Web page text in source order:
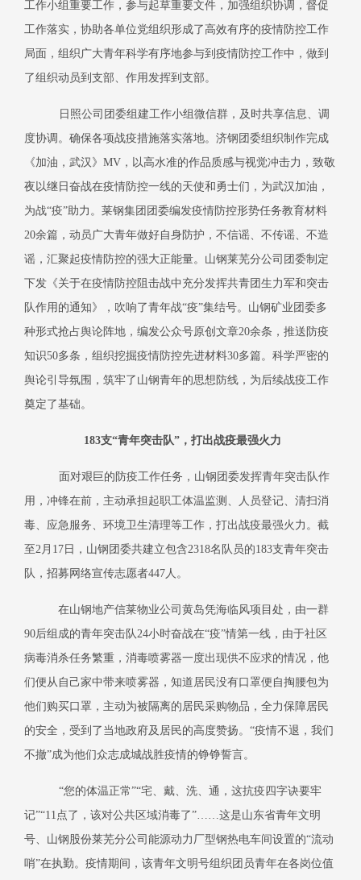
工作小组重要工作，参与起草重要文件，加强组织协调，督促
工作落实，协助各单位党组织形成了高效有序的疫情防控工作
局面，组织广大青年科学有序地参与到疫情防控工作中，做到
了组织动员到支部、作用发挥到支部。
日照公司团委组建工作小组微信群，及时共享信息、调
度协调。确保各项战疫措施落实落地。济钢团委组织制作完成
《加油，武汉》 MV ，以高水准的作品质感与视觉冲击力，致敬
夜以继日奋战在疫情防控一线的天使和勇士们，为武汉加油，
为战“疫”助力。莱钢集团团委编发疫情防控形势任务教育材料
20余篇，动员广大青年做好自身防护，不信谣、不传谣、不造
谣，汇聚起疫情防控的强大正能量。山钢莱芜分公司团委制定
下发《关于在疫情防控阻击战中充分发挥共青团生力军和突击
队作用的通知》，吹响了青年战“疫”集结号。山钢矿业团委多
种形式抢占舆论阵地，编发公众号原创文章20余条，推送防疫
知识50多条，组织挖掘疫情防控先进材料30多篇。科学严密的
舆论引导氛围，筑牢了山钢青年的思想防线，为后续战疫工作
奠定了基础。
183支“青年突击队”，打出战疫最强火力
面对艰巨的防疫工作任务，山钢团委发挥青年突击队作
用，冲锋在前，主动承担起职工体温监测、人员登记、清扫消
毒、应急服务、环境卫生清理等工作，打出战疫最强火力。截
至2月 17 日，山钢团委共建立包含2318名队员的183支青年突击
队，招募网络宣传志愿者447人。
在山钢地产信莱物业公司黄岛凭海临风项目处，由一群
90后组成的青年突击队24小时奋战在“疫”情第一线，由于社区
病毒消杀任务繁重，消毒喷雾器一度出现供不应求的情况，他
们便从自己家中带来喷雾器，知道居民没有口罩便自掏腰包为
他们购买口罩，主动为被隔离的居民采购物品，全力保障居民
的安全，受到了当地政府及居民的高度赞扬。“疫情不退，我们
不撤”成为他们众志成城战胜疫情的铮铮誓言。
“您的体温正常”“宅、戴、洗、通，这抗疫四字诀要牢
记”“11 点了，该对公共区域消毒了”……这是山东省青年文明
号、山钢股份莱芜分公司能源动力厂型钢热电车间设置的“流动
哨”在执勤。疫情期间，该青年文明号组织团员青年在各岗位值